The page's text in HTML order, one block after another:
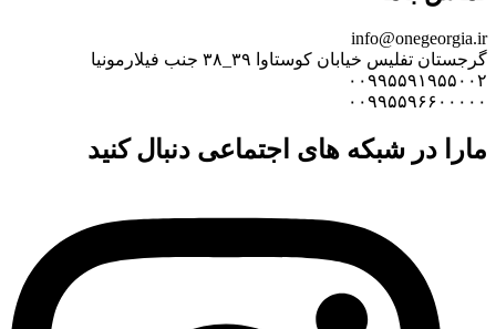
info@onegeorgia.ir
گرجستان تفلیس خیابان کوستاوا ۳۹_۳۸ جنب فیلارمونیا
۰۰۹۹۵۵۹۱۹۵۵۰۰۲
۰۰۹۹۵۵۹۶۶۰۰۰۰۰
مارا در شبکه های اجتماعی دنبال کنید